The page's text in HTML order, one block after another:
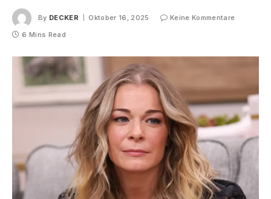
By DECKER Oktober 16, 2025
Keine Kommentare
6 Mins Read